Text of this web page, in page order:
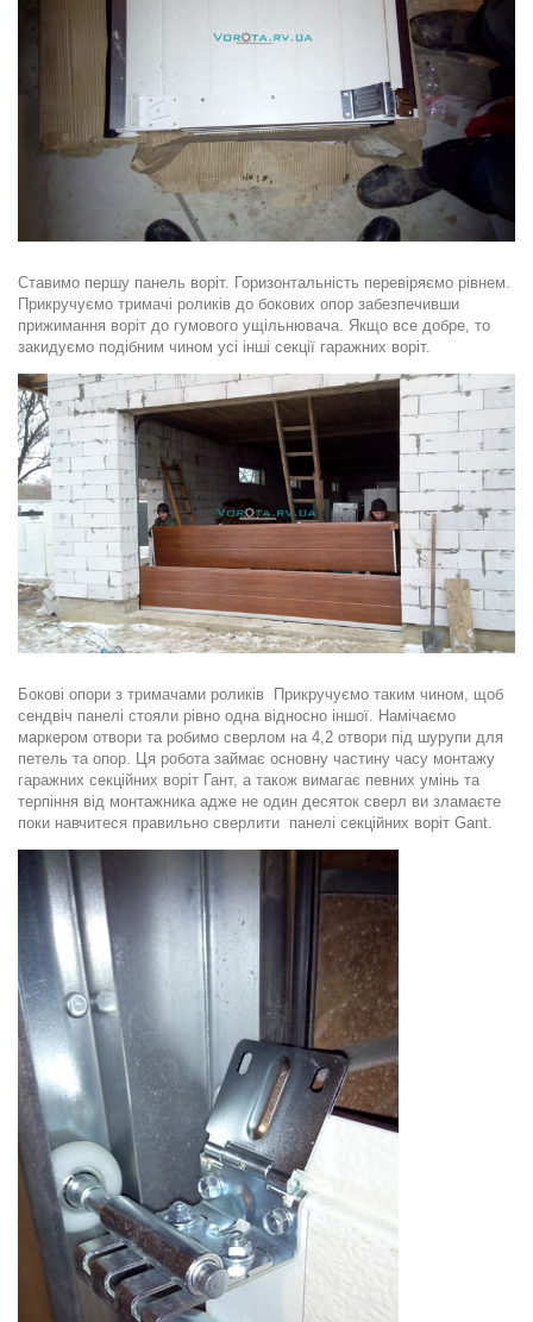
Ставимо першу панель воріт. Горизонтальність перевіряємо рівнем.
Прикручуємо тримачі роликів до бокових опор забезпечивши
прижимання воріт до гумового ущільнювача. Якщо все добре, то
закидуємо подібним чином усі інші секції гаражних воріт.
Бокові опори з тримачами роликів Прикручуємо таким чином, щоб
сендвіч панелі стояли рівно одна відносно іншої. Намічаємо
маркером отвори та робимо сверлом на 4,2 отвори під шурупи для
петель та опор. Ця робота займає основну частину часу монтажу
гаражних секційних воріт Гант, а також вимагає певних умінь та
терпіння від монтажника адже не один десяток сверл ви зламаєте
поки навчитеся правильно сверлити панелі секційних воріт Gant